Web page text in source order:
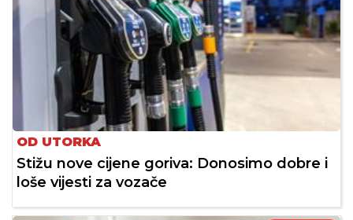
OD UTORKA
Stižu nove cijene goriva: Donosimo dobre i
loše vijesti za vozače